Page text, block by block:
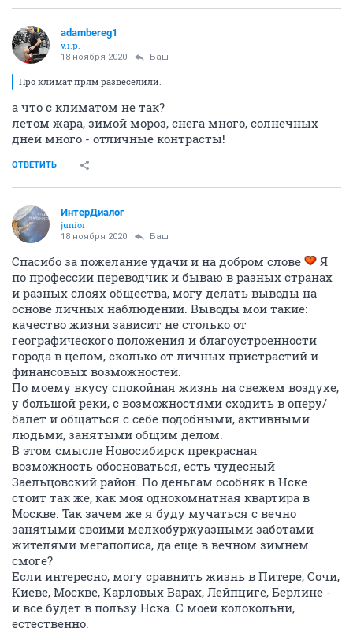
adambereg1
v.i.p.
18 ноября 2020 Баш
Про климат прям развеселили.
а что с климатом не так?
летом жара, зимой мороз, снега много, солнечных
дней много - отличные контрасты!
ОТВЕТИТЬ
ИнтерДиалог
junior
18 ноября 2020 Баш
Спасибо за пожелание удачи и на добром слове
Я
по профессии переводчик и бываю в разных странах
и разных слоях общества, могу делать выводы на
основе личных наблюдений. Выводы мои такие:
качество жизни зависит не столько от
географического положения и благоустроенности
города в целом, сколько от личных пристрастий и
финансовых возможностей.
По моему вкусу спокойная жизнь на свежем воздухе,
у большой реки, с возможностями сходить в оперу/
балет и общаться с себе подобными, активными
людьми, занятыми общим делом.
В этом смысле Новосибирск прекрасная
возможность обосноваться, есть чудесный
Заельцовский район. По деньгам особняк в Нске
стоит так же, как моя однокомнатная квартира в
Москве. Так зачем же я буду мучаться с вечно
занятыми своими мелкобуржуазными заботами
жителями мегаполиса, да еще в вечном зимнем
смоге?
Если интересно, могу сравнить жизнь в Питере, Сочи,
Киеве, Москве, Карловых Варах, Лейпциге, Берлине -
и все будет в пользу Нска. С моей колокольни,
естественно.